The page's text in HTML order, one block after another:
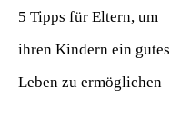
5 Tipps für Eltern, um
ihren Kindern ein gutes
Leben zu ermöglichen